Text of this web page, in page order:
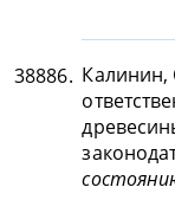
38886. Калинин,